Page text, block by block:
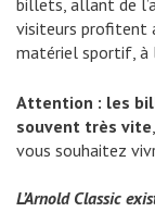
billets, allant de
visiteurs profitent
matériel sportif, à
Attention : les
souvent très vite
vous souhaitez
L’Arnold Classic